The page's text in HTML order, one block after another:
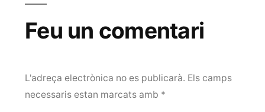
Feu un comentari
L'adreça electrònica no es publicarà. Els camps
necessaris estan marcats amb *